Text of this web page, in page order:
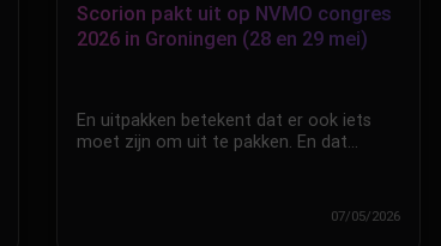
Scorion pakt uit op NVMO congres
2026 in Groningen (28 en 29 mei)
07/05/2026
En uitpakken betekent dat er ook iets
moet zijn om uit te pakken. En dat…